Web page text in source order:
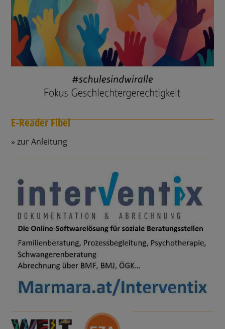
E-Reader Fibel
zur Anleitung